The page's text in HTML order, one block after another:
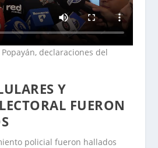
declaraciones del
Y
FUERON
policial fueron hallados